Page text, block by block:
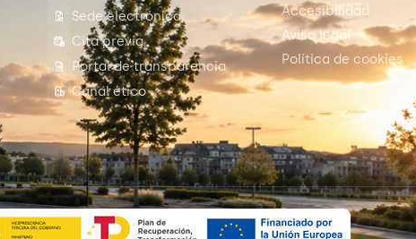
Sede electrónica
Cita previa
Portal de transparencia
Canal ético
Accesibilidad
Aviso legal
Política de cookies